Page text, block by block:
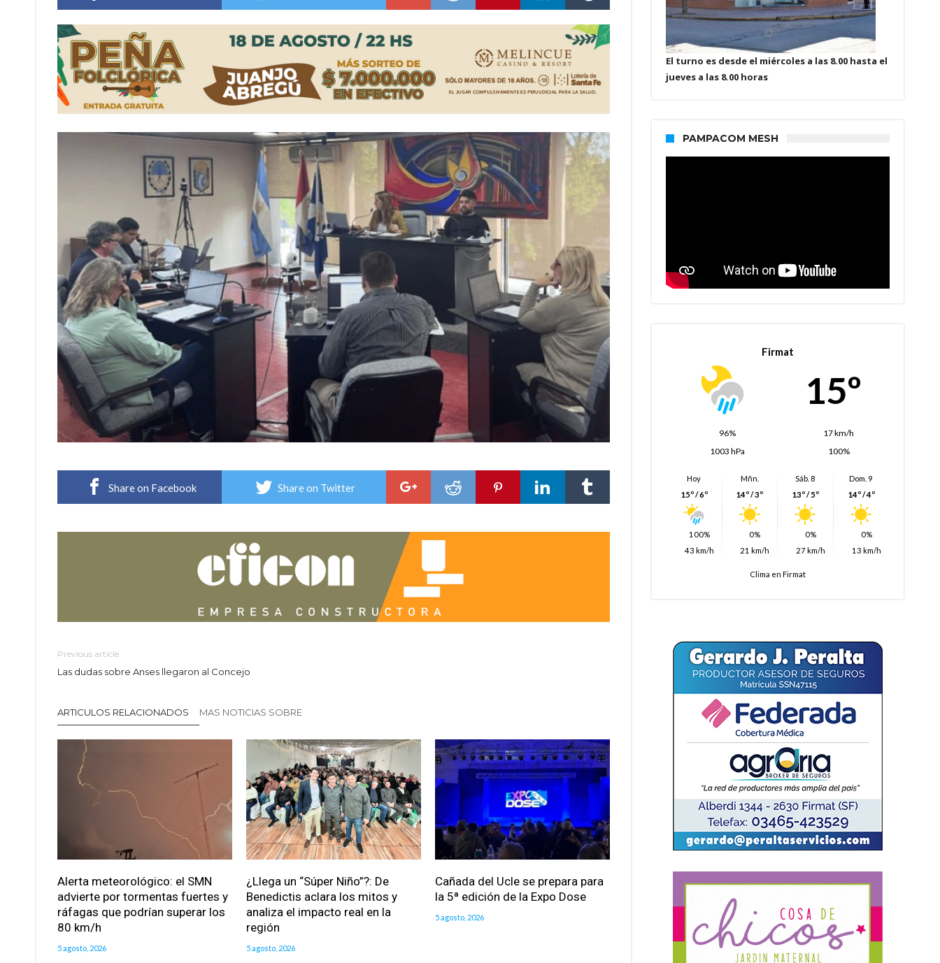
Roxana Carabajal dejó su huella en la peña de Casino Melincué
Share on Facebook Share on Twitter
Previous article
Las dudas sobre Anses llegaron al Concejo
ARTICULOS RELACIONADOS MAS NOTICIAS SOBRE
Alerta meteorológico: el SMN
advierte por tormentas fuertes y
ráfagas que podrían superar los
80 km/h
5 agosto, 2026
¿Llega un “Súper Niño”?: De
Benedictis aclara los mitos y
analiza el impacto real en la
región
5 agosto, 2026
Cañada del Ucle se prepara para
la 5ª edición de la Expo Dose
5 agosto, 2026
El turno es desde el miércoles a las 8.00 hasta el
jueves a las 8.00 horas
PAMPACOM MESH
Firmat
15º
96%
17 km/h
1003 hPa
100%
Hoy
15º / 6º
100%
43 km/h
Mñn.
14º / 3º
0%
21 km/h
Sáb. 8
13º / 5º
0%
27 km/h
Dom. 9
14º / 4º
0%
13 km/h
Clima en Firmat